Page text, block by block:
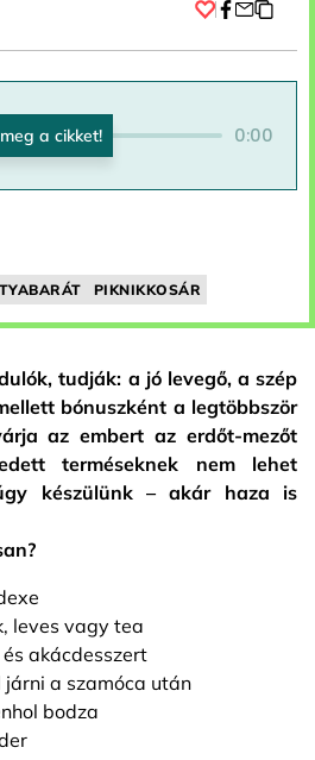
0:00
PIKNIKKOSÁR
tudják: a jó levegő, a szép
bónuszként a legtöbbször
az embert az erdőt-mezőt
terméseknek nem lehet
készülünk – akár haza is
leves vagy tea
akácdesszert
járni a szamóca után
bodza